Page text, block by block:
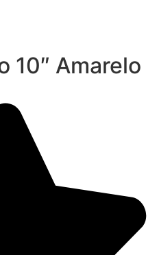
10″ Amarelo